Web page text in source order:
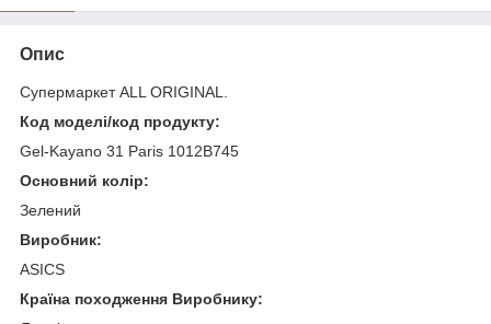
Опис
Супермаркет ALL ORIGINAL.
Код моделі/код продукту:
Gel-Kayano 31 Paris 1012B745
Основний колір:
Зелений
Виробник:
ASICS
Країна походження Виробнику: